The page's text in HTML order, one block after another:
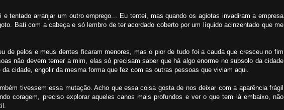
tentado arranjar um outro emprego... Eu tentei, mas quando os agiotas invadiram a empresa
Bati com a cabeça e só lembro de ter acordado coberto por um líquido acinzentado que me
de pelos e meus dentes ficaram menores, mas o pior de tudo foi a cauda que cresceu no fim
não devem temer a mim, elas só precisam saber que há algo enorme no subsolo da cidade
cidade, engolir da mesma forma que fez com as outras pessoas que viviam aqui.
tivessem essa mutação. Acho que essa coisa gosta de nos deixar com a aparência frágil
coragem, preciso explorar aqueles canos mais profundos e ver o que tem lá embaixo, não